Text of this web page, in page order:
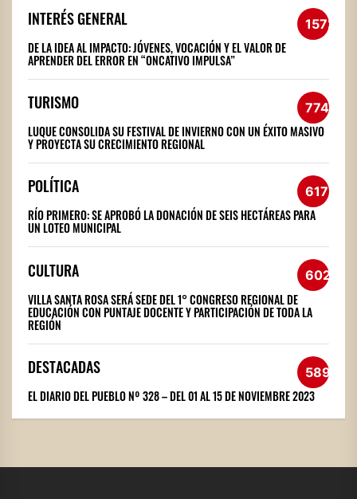
INTERÉS GENERAL 1572
DE LA IDEA AL IMPACTO: JÓVENES, VOCACIÓN Y EL VALOR DE
APRENDER DEL ERROR EN “ONCATIVO IMPULSA”
TURISMO 774
LUQUE CONSOLIDA SU FESTIVAL DE INVIERNO CON UN ÉXITO MASIVO
Y PROYECTA SU CRECIMIENTO REGIONAL
POLÍTICA 617
RÍO PRIMERO: SE APROBÓ LA DONACIÓN DE SEIS HECTÁREAS PARA
UN LOTEO MUNICIPAL
CULTURA 602
VILLA SANTA ROSA SERÁ SEDE DEL 1° CONGRESO REGIONAL DE
EDUCACIÓN CON PUNTAJE DOCENTE Y PARTICIPACIÓN DE TODA LA
REGIÓN
DESTACADAS 589
EL DIARIO DEL PUEBLO Nº 328 – DEL 01 AL 15 DE NOVIEMBRE 2023